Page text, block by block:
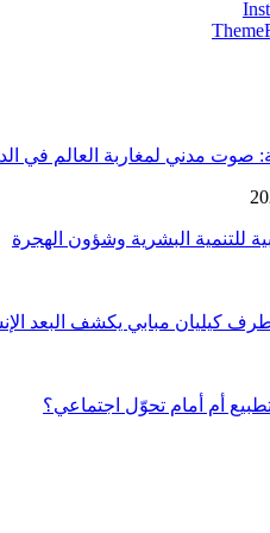
صوت مدني لمغاربة العالم في
للتنمية البشرية وشؤون الهجرة
كيليان مبابي يكشف البعد
أم أمام تحوّل اجتماعي؟